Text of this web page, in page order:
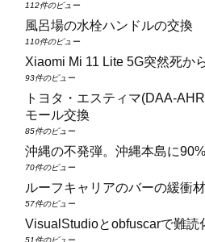
112件のビュー
風呂場の水栓ハンドルの交換
110件のビュー
Xiaomi Mi 11 Lite 5G突然死か
93件のビュー
トヨタ・エスティマ
モール交換
85件のビュー
沖縄の不発弾。沖縄本島に
70件のビュー
ルーフキャリアのバーの緩衝
57件のビュー
VisualStudioとobfuscarで難読
51件のビュー